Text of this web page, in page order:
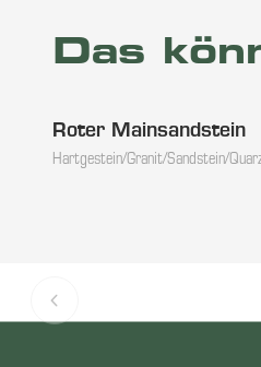
Das
Roter Mainsandstein
Hartgestein/Granit/Sandstein/